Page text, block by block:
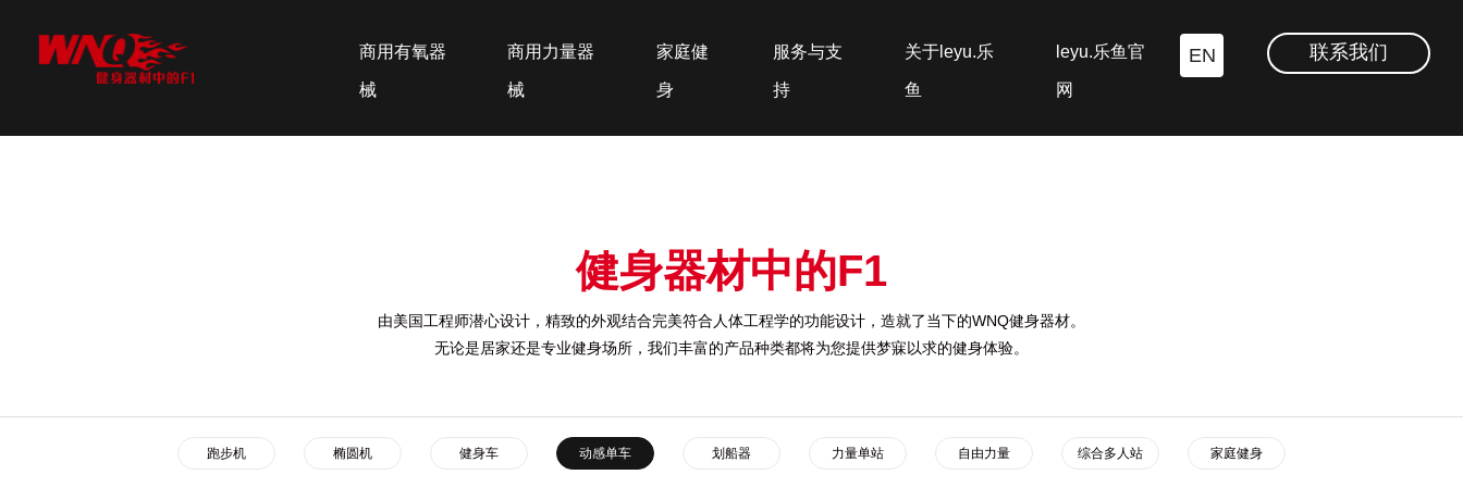
商用有氧器
械
商用力量器
械
家庭健
身
服务与支
持
关于leyu.乐
鱼
leyu.乐鱼官
网
EN 联系我们
健身器材中的F1
由美国工程师潜心设计，精致的外观结合完美符合人体工程学的功能设计，造就了当下的WNQ健身器材。
无论是居家还是专业健身场所，我们丰富的产品种类都将为您提供梦寐以求的健身体验。
跑步机 椭圆机 健身车 动感单车 划船器 力量单站 自由力量 综合多人站 家庭健身